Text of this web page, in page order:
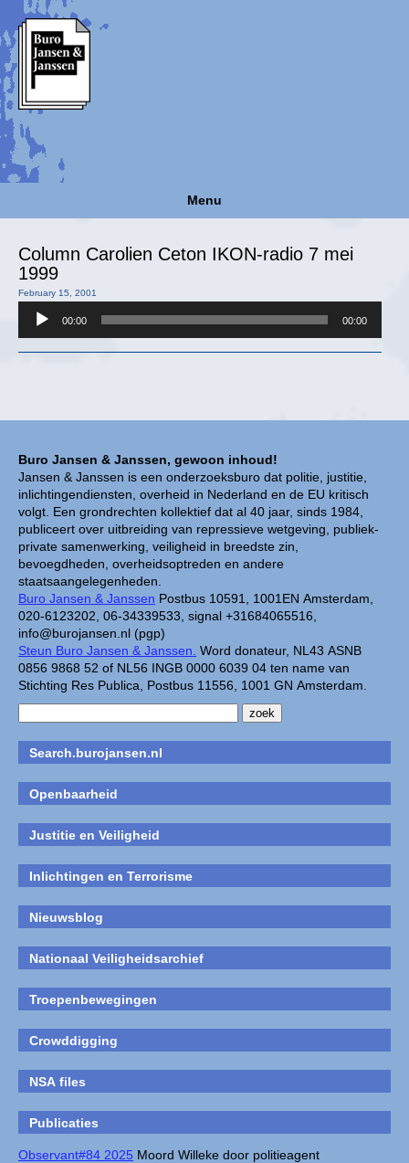
Menu
Buro Jansen & Janssen, gewoon inhoud!
Jansen & Janssen is een onderzoeksburo dat politie, justitie,
inlichtingendiensten, overheid in Nederland en de EU kritisch
volgt. Een grondrechten kollektief dat al 40 jaar, sinds 1984,
publiceert over uitbreiding van repressieve wetgeving, publiek-
private samenwerking, veiligheid in breedste zin,
bevoegdheden, overheidsoptreden en andere
staatsaangelegenheden.
Buro Jansen & Janssen Postbus 10591, 1001EN Amsterdam,
020-6123202, 06-34339533, signal +31684065516,
info@burojansen.nl (pgp)
Steun Buro Jansen & Janssen. Word donateur, NL43 ASNB
0856 9868 52 of NL56 INGB 0000 6039 04 ten name van
Stichting Res Publica, Postbus 11556, 1001 GN Amsterdam.
Search.burojansen.nl
Openbaarheid
Justitie en Veiligheid
Inlichtingen en Terrorisme
Nieuwsblog
Nationaal Veiligheidsarchief
Troepenbewegingen
Crowddigging
NSA files
Publicaties
Observant#84 2025 Moord Willeke door politieagent
Column Carolien Ceton IKON-radio 7 mei
1999
February 15, 2001
Audio
Player
00:00 00:00